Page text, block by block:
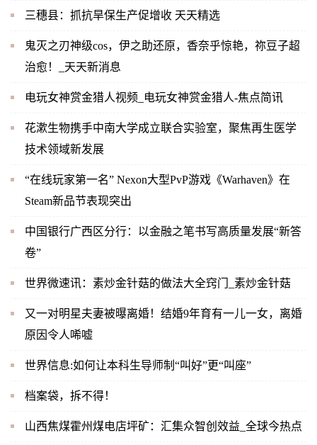
三穗县：抓抗旱保生产促增收 天天精选
鬼灭之刃神级cos，伊之助还原，香奈乎惊艳，祢豆子超
治愈！_天天新消息
电玩女神赏金猎人视频_电玩女神赏金猎人-焦点简讯
花漱生物携手中南大学成立联合实验室，聚焦再生医学
技术领域新发展
“在线玩家第一名” Nexon大型PvP游戏《Warhaven》在
Steam新品节表现突出
中国银行广西区分行：以金融之笔书写高质量发展“新答
卷”
世界微速讯：素炒金针菇的做法大全窍门_素炒金针菇
又一对明星夫妻被曝离婚！结婚9年育有一儿一女，离婚
原因令人唏嘘
世界信息:如何让本科生导师制“叫好”更“叫座”
档案袋，拆不得！
山西焦煤霍州煤电店坪矿：汇集众智创效益_全球今热点